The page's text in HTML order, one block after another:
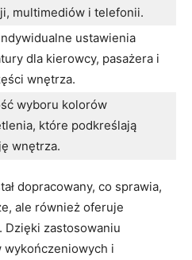
multimediów i telefonii.
ustawienia
dla kierowcy, pasażera i
wnętrza.
wyboru kolorów
które podkreślają
wnętrza.
dopracowany, co sprawia,
ale również oferuje
Dzięki zastosowaniu
wykończeniowych i